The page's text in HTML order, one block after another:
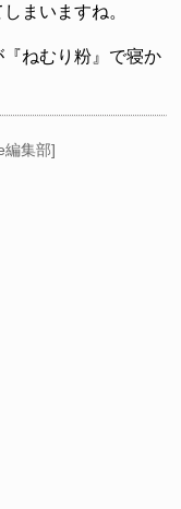
まいますね。
ねむり粉』で寝か
編集部]